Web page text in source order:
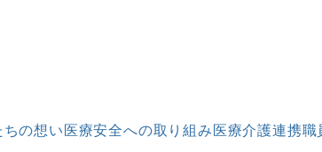
ちの想い 医療安全への取り組み 医療介護連携職